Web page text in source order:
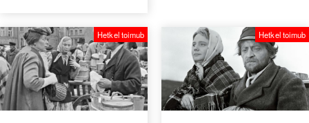
Hetkel toimub Hetkel toimub